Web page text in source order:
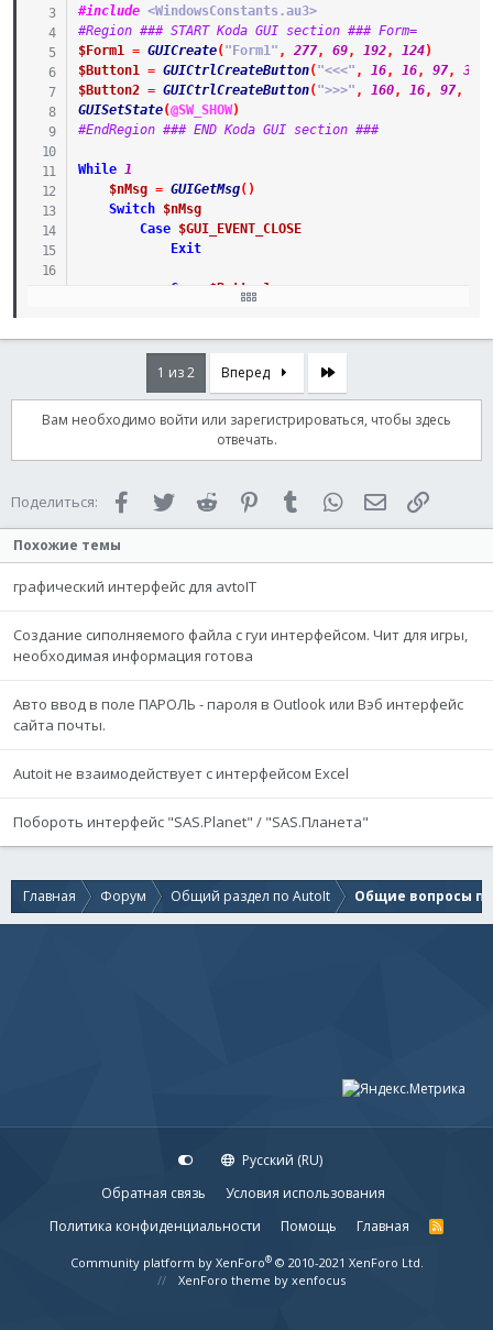
#include <WindowsConstants.au3>
#Region ### START Koda GUI section ### Form=
$Form1 = GUICreate( "Form1" , 277, 69, 192, 124)
$Button1 = GUICtrlCreateButton( "<<<" , 16, 16, 97, 33
$Button2 = GUICtrlCreateButton( ">>>" , 160, 16, 97,
GUISetState(@SW_SHOW)
#EndRegion ### END Koda GUI section ###
While 1
$nMsg = GUIGetMsg( )
Switch
$nMsg
Case
$GUI_EVENT_CLOSE
Exit
Case
$Button1
$size
= WinGetPos "Form1"
EndSwitch
1 из 2 Вперед Последняя
Вам необходимо войти или зарегистрироваться, чтобы здесь
отвечать.
Поделиться: FacebookTwitter Reddit PinterestTumblr WhatsAppЭлектронная
Похожие темы
графический интерфейс для avtoIT
Создание сиполняемого файла с гуи интерфейсом. Чит для игры,
необходимая информация готова
Авто ввод в поле ПАРОЛЬ - пароля в Outlook или Вэб интерфейс
сайта почты.
Autoit не взаимодействует с интерфейсом Excel
Побороть интерфейс "SAS.Planet" / "SAS.Планета"
Главная Форум Общий раздел по AutoIt Общие вопросы
Русский (RU)
Обратная связь
Условия использования
Политика конфиденциальности
Помощь Главная
R
S
Community platform by XenForo® © 2010-2021 XenForo Ltd.
XenForo theme by xenfocus